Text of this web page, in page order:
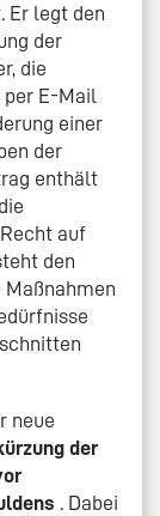
Er legt den
der
die
E-Mail
einer
der
enthält
auf
den
neue
der
. Dabei